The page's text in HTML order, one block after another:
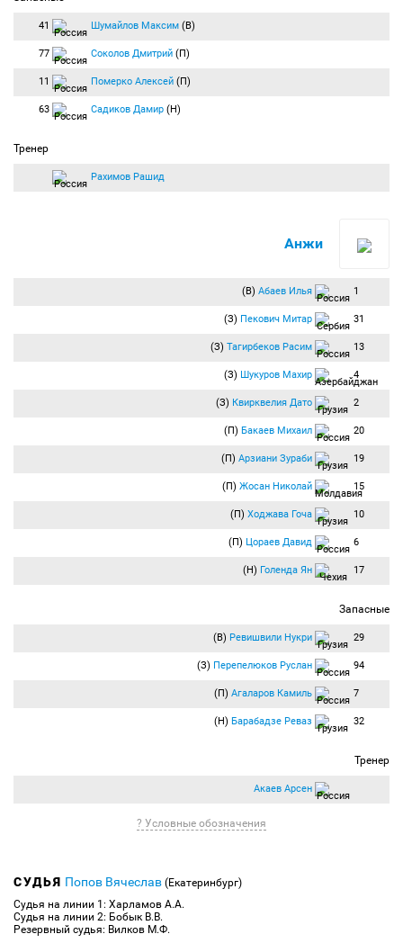
41 Шумайлов Максим (В)
77 Соколов Дмитрий (П)
11 Померко Алексей (П)
63 Садиков Дамир (Н)
Тренер
Рахимов Рашид
Анжи
(В) Абаев Илья 1
(З) Пекович Митар 31
(З) Тагирбеков Расим 13
(З) Шукуров Махир 4
(З) Квирквелия Дато 2
(П) Бакаев Михаил 20
(П) Арзиани Зураби 19
(П) Жосан Николай 15
(П) Ходжава Гоча 10
(П) Цораев Давид 6
(Н) Голенда Ян 17
Запасные
(В) Ревишвили Нукри 29
(З) Перепелюков Руслан 94
(П) Агаларов Камиль 7
(Н) Барабадзе Реваз 32
Тренер
Акаев Арсен
? Условные обозначения
СУДЬЯ Попов Вячеслав (Екатеринбург)
Судья на линии 1: Харламов А.А.
Судья на линии 2: Бобык В.В.
Резервный судья: Вилков М.Ф.